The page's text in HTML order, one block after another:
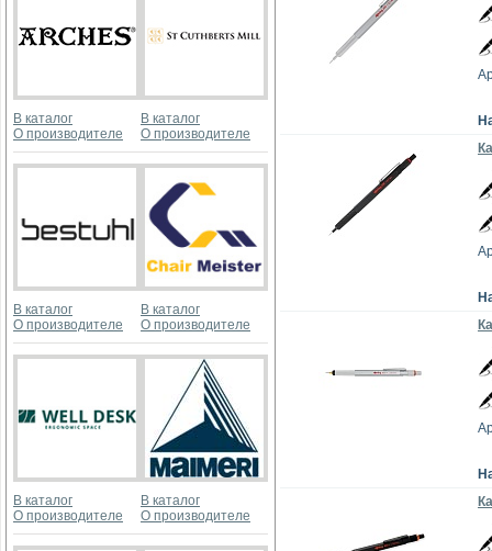
В каталог
О производителе
В каталог
О производителе
В каталог
О производителе
В каталог
О производителе
В каталог
О производителе
В каталог
О производителе